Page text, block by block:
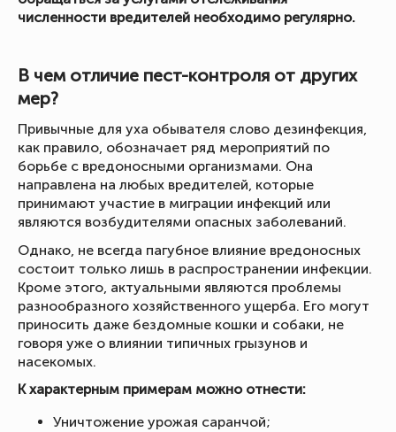
численности вредителей необходимо регулярно.
В чем отличие пест-контроля от других
мер?
Привычные для уха обывателя слово дезинфекция,
как правило, обозначает ряд мероприятий по
борьбе с вредоносными организмами. Она
направлена на любых вредителей, которые
принимают участие в миграции инфекций или
являются возбудителями опасных заболеваний.
Однако, не всегда пагубное влияние вредоносных
состоит только лишь в распространении инфекции.
Кроме этого, актуальными являются проблемы
разнообразного хозяйственного ущерба. Его могут
приносить даже бездомные кошки и собаки, не
говоря уже о влиянии типичных грызунов и
насекомых.
К характерным примерам можно отнести:
Уничтожение урожая саранчой;